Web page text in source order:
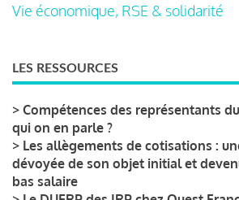
Vie économique, RSE & solidarité
LES RESSOURCES
> Compétences des représentants
qui on en parle ?
> Les allègements de cotisations :
dévoyée de son objet initial et
bas salaire